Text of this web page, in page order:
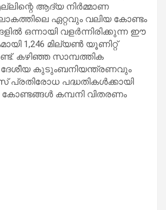
ആദ്യ നിര്‍മ്മാണ
ഏറ്റവും വലിയ കോണ്ടം
ഒന്നായി വളര്‍ന്നിരിക്കുന്ന ഈ
1,246 മില്യണ്‍ യൂണിറ്റ്
കഴിഞ്ഞ സാമ്പത്തിക
ദേശീയ കുടുംബനിയന്ത്രണവും
പദ്ധതികള്‍ക്കായി
കോണ്ടങ്ങൾ കമ്പനി വിതരണം